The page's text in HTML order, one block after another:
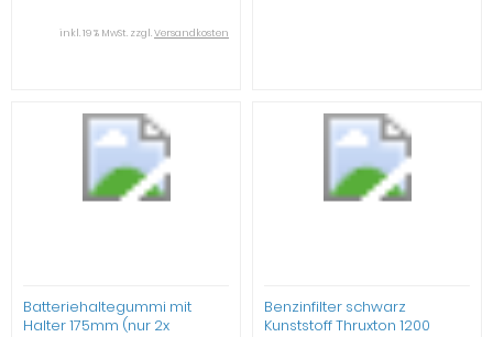
inkl. 19 % MwSt. zzgl.Versandkosten
Batteriehaltegummi mit
Halter 175mm (nur 2x
Benzinfilter schwarz
Kunststoff Thruxton 1200